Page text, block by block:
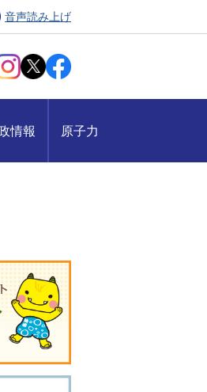
音声読み上げ
情報 原子力